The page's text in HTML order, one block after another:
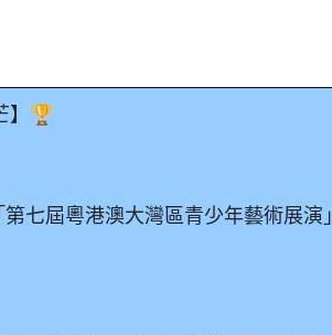
】🏆
七屆粵港澳大灣區青少年藝術展